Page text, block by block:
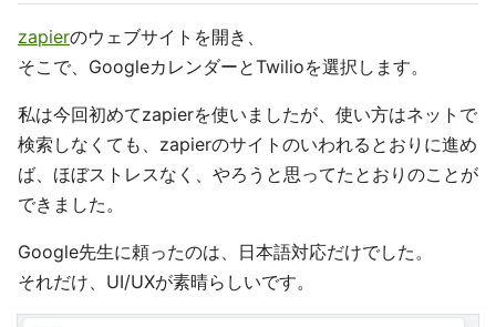
zapierのウェブサイトを開き、
そこで、GoogleカレンダーとTwilioを選択します。
私は今回初めてzapierを使いましたが、使い方はネットで
検索しなくても、zapierのサイトのいわれるとおりに進め
ば、ほぼストレスなく、やろうと思ってたとおりのことが
できました。
Google先生に頼ったのは、日本語対応だけでした。
それだけ、UI/UXが素晴らしいです。